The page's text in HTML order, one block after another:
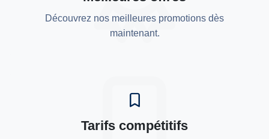
Découvrez nos meilleures promotions dès
maintenant.
Tarifs compétitifs